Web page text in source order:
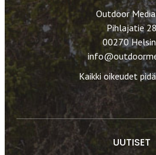
Outdoor
Pihlajatie
00270
Kaikki oikeudet
UUTISET